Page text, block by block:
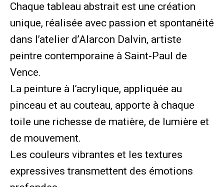
Chaque tableau abstrait est une création
unique, réalisée avec passion et spontanéité
dans l’atelier d’Alarcon Dalvin, artiste
peintre contemporaine à Saint-Paul de
Vence.
La peinture à l’acrylique, appliquée au
pinceau et au couteau, apporte à chaque
toile une richesse de matière, de lumière et
de mouvement.
Les couleurs vibrantes et les textures
expressives transmettent des émotions